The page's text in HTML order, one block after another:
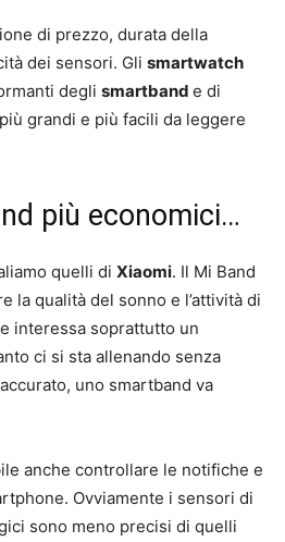
di prezzo, durata della
dei sensori. Gli smartwatch
degli smartband e di
grandi e più facili da leggere
più economici…
quelli di Xiaomi. Il Mi Band
la qualità del sonno e l’attività di
interessa soprattutto un
ci si sta allenando senza
uno smartband va
anche controllare le notifiche e
Ovviamente i sensori di
sono meno precisi di quelli